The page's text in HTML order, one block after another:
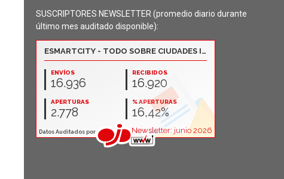
SUSCRIPTORES NEWSLETTER (promedio diario durante
último mes auditado disponible):